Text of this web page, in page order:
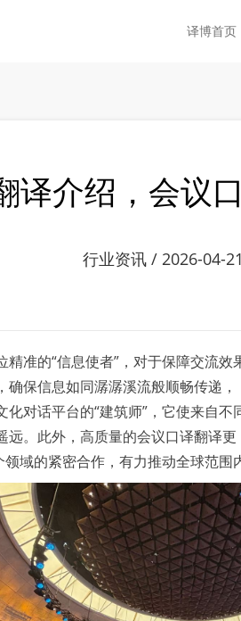
译博首页
译介绍，会议
行业资讯 / 2026-04-
准的“信息使者”，对于保障交流
保信息如同潺潺溪流般顺畅传递，
对话平台的“建筑师”，它使来自
远。此外，高质量的会议口译翻译更
域的紧密合作，有力推动全球范围